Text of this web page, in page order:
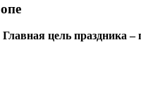
цель праздника